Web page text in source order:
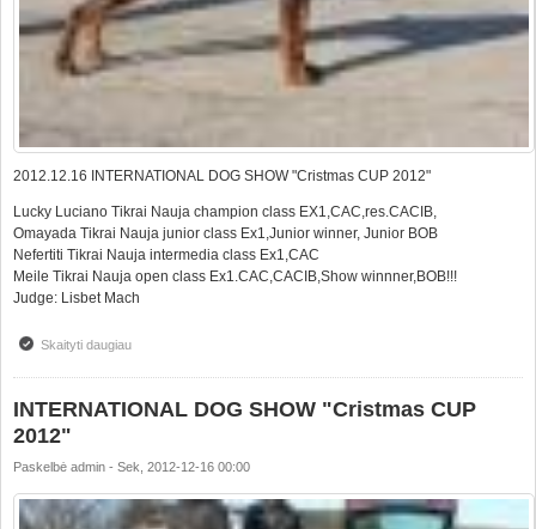
2012.12.16 INTERNATIONAL DOG SHOW "Cristmas CUP 2012"
Lucky Luciano Tikrai Nauja champion class EX1,CAC,res.CACIB,
Omayada Tikrai Nauja junior class Ex1,Junior winner, Junior BOB
Nefertiti Tikrai Nauja intermedia class Ex1,CAC
Meile Tikrai Nauja open class Ex1.CAC,CACIB,Show winnner,BOB!!!
Judge: Lisbet Mach
Skaityti daugiauapie INTERNATIONAL DOG SHOW "Cristmas CUP 2012"
INTERNATIONAL DOG SHOW "Cristmas CUP
2012"
Paskelbė admin - Sek, 2012-12-16 00:00